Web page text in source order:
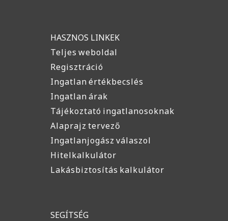
HASZNOS LINKEK
Teljes weboldal
Regisztráció
Ingatlan értékbecslés
Ingatlan árak
Tájékoztató ingatlanosoknak
Alaprajz tervező
Ingatlanjogász válaszol
Hitelkalkulátor
Lakásbiztosítás kalkulátor
SEGÍTSÉG